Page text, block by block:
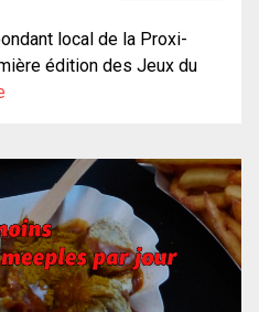
local de la Proxi-
édition des Jeux du